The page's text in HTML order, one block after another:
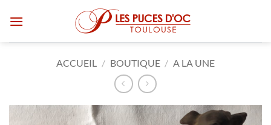
ACCUEIL / BOUTIQUE / A LA UNE